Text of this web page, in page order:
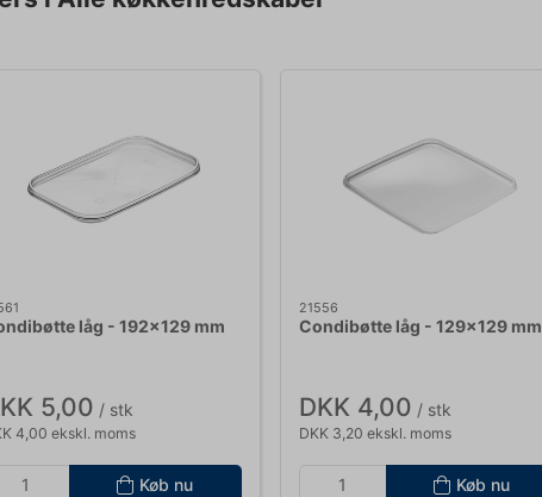
låg - 192x129 mm
5,00 / stk
4,00 ekskl. moms
Køb nu
21556
Condibøtte låg - 129x129 mm
DKK 4,00 / stk
DKK 3,20 ekskl. moms
Køb nu